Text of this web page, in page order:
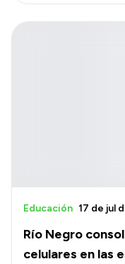
Río Negro
celulares en las
Educación 17 de jul